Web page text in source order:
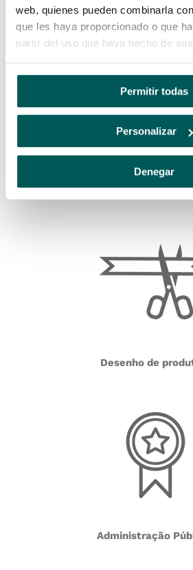
web, quienes pueden combinarla
que les haya proporcionado o que
partir del uso que haya hecho de
Permitir todas
Personalizar
Denegar
Utilizadores
Interiores
Desenho de
Administração